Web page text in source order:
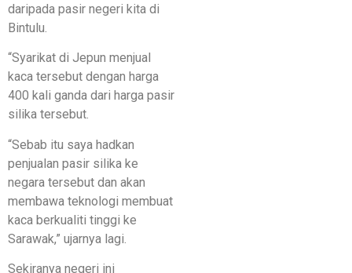
daripada pasir negeri kita di
Bintulu.
“Syarikat di Jepun menjual
kaca tersebut dengan harga
400 kali ganda dari harga pasir
silika tersebut.
“Sebab itu saya hadkan
penjualan pasir silika ke
negara tersebut dan akan
membawa teknologi membuat
kaca berkualiti tinggi ke
Sarawak,” ujarnya lagi.
Sekiranya negeri ini